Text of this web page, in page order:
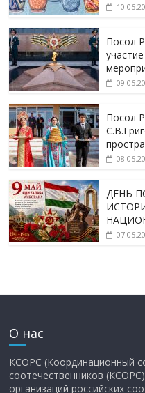
Посол
Посол
ДЕНЬ
О нас
КСОРС (Координационный
соотечественников
организаций российских